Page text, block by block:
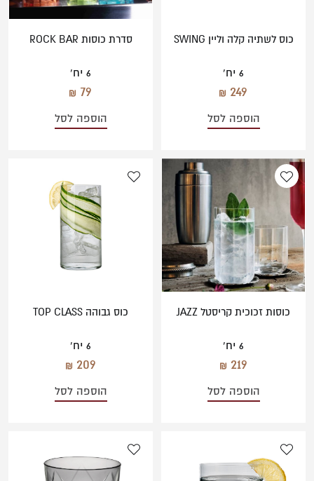
כוס לשתיה קלה וליין SWING
6 יח'
249
הוספה לסל
סדרת כוסות ROCK BAR
6 יח'
79
הוספה לסל
כוסות זכוכית קריסטל JAZZ
6 יח'
219
הוספה לסל
כוס גבוהה TOP CLASS
6 יח'
209
הוספה לסל